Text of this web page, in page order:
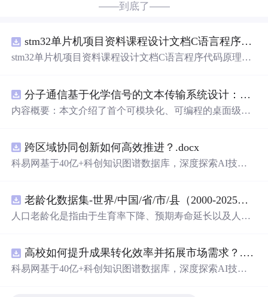
——到底了——
stm32单片机项目资料课程设计文档C语言程序代码原理图电路PCB实例无线智能报警器的设计
stm32单片机项目资料课程设计文档C语言程序代码原理图
分子通信基于化学信号的文本传输系统设计：桌面式实验平台实现与非线性特性分析
内容概要：本文介绍了首个可模块化、可编程的桌面级分
扇控制气流，实现了基于化学扩散与流动辅助的通信机
制。研究展示了系统的非线性特性，验证了即使在非理想
验提供了低成本、易复现的硬件平台。; 适合人群：具备电
子工程、通信系统或交叉学科背景，从事纳米技术、生物
通信或新型通信系统研究的科研人员及研究生。; 使用场景
本原理；②作为测试平台研究非线性信道建模、环境干
扰、流量调控对通信性能的影响；③推动面向管道、地
下、水下或体内等电磁不可行场景的替代通信技术发展。;
跨区域协同创新如何高效推进？.docx
科易网基于40亿+科创知识图谱数据库，深度探索AI技术
新领域的AI+数智化解决方案，推动科技创新与产业创新
智能化发展。
老龄化数据集-世界/中国/省/市/县（2000-2025年）
人口老龄化是指由于生育率下降、预期寿命延长以及人口
提高的长期过程 从统计衡量标准看，国际上通常采用60岁
及以上人口占比或65岁及以上人口占比衡量人口老龄化程
高校如何提升成果转化效率并拓展市场需求？.docx
科易网基于40亿+科创知识图谱数据库，深度探索AI技术